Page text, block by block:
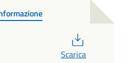
Scarica